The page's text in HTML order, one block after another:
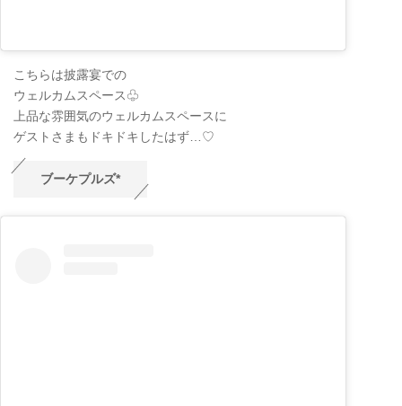
こちらは披露宴での
ウェルカムスペース♧
上品な雰囲気のウェルカムスペースに
ゲストさまもドキドキしたはず…♡
ブーケプルズ*